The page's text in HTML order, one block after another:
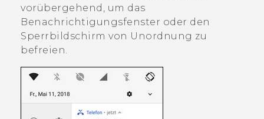
vorübergehend, um das
Benachrichtigungsfenster oder den
Sperrbildschirm von Unordnung zu
befreien.